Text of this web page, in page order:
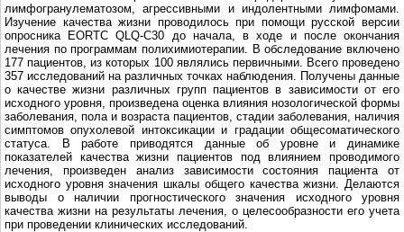
лимфогранулематозом, агрессивными и индолентными лимфомами.
Изучение качества жизни проводилось при помощи русской версии
опросника EORTC QLQ-C30 до начала, в ходе и после окончания
лечения по программам полихимиотерапии. В обследование включено
177 пациентов, из которых 100 являлись первичными. Всего проведено
357 исследований на различных точках наблюдения. Получены данные
о качестве жизни различных групп пациентов в зависимости от его
исходного уровня, произведена оценка влияния нозологической формы
заболевания, пола и возраста пациентов, стадии заболевания, наличия
симптомов опухолевой интоксикации и градации общесоматического
статуса. В работе приводятся данные об уровне и динамике
показателей качества жизни пациентов под влиянием проводимого
лечения, произведен анализ зависимости состояния пациента от
исходного уровня значения шкалы общего качества жизни. Делаются
выводы о наличии прогностического значения исходного уровня
качества жизни на результаты лечения, о целесообразности его учета
при проведении клинических исследований.